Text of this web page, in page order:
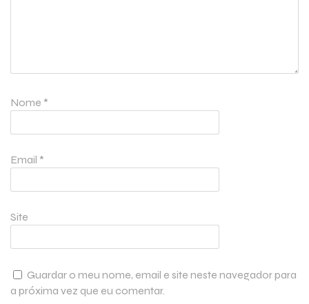
Nome *
Email *
Site
Guardar o meu nome, email e site neste navegador para
a próxima vez que eu comentar.